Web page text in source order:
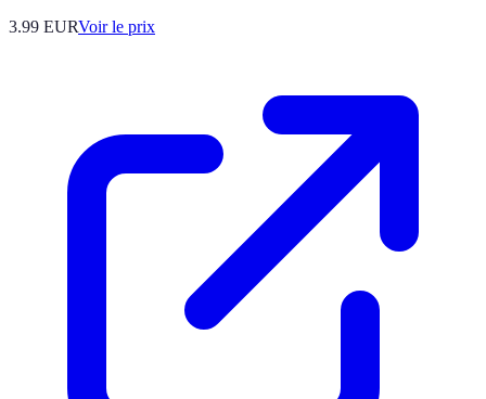
3.99 EURVoir le prix